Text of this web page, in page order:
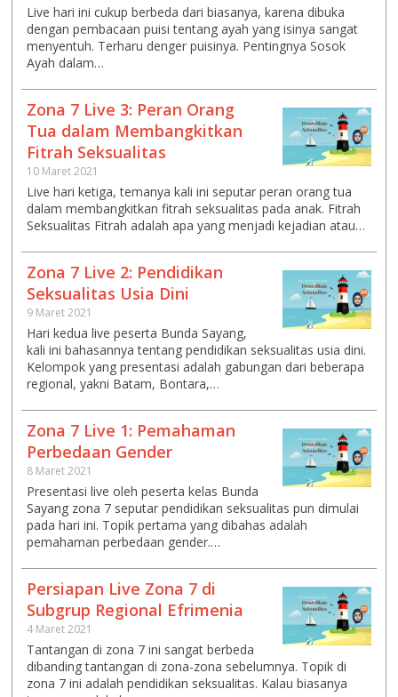
Live hari ini cukup berbeda dari biasanya, karena dibuka
dengan pembacaan puisi tentang ayah yang isinya sangat
menyentuh. Terharu denger puisinya. Pentingnya Sosok
Ayah dalam…
Zona 7 Live 3: Peran Orang
Tua dalam Membangkitkan
Fitrah Seksualitas
10 Maret 2021
Live hari ketiga, temanya kali ini seputar peran orang tua
dalam membangkitkan fitrah seksualitas pada anak. Fitrah
Seksualitas Fitrah adalah apa yang menjadi kejadian atau…
Zona 7 Live 2: Pendidikan
Seksualitas Usia Dini
9 Maret 2021
Hari kedua live peserta Bunda Sayang,
kali ini bahasannya tentang pendidikan seksualitas usia dini.
Kelompok yang presentasi adalah gabungan dari beberapa
regional, yakni Batam, Bontara,…
Zona 7 Live 1: Pemahaman
Perbedaan Gender
8 Maret 2021
Presentasi live oleh peserta kelas Bunda
Sayang zona 7 seputar pendidikan seksualitas pun dimulai
pada hari ini. Topik pertama yang dibahas adalah
pemahaman perbedaan gender.…
Persiapan Live Zona 7 di
Subgrup Regional Efrimenia
4 Maret 2021
Tantangan di zona 7 ini sangat berbeda
dibanding tantangan di zona-zona sebelumnya. Topik di
zona 7 ini adalah pendidikan seksualitas. Kalau biasanya